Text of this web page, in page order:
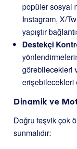
popüler sosyal
Instagram, X/
yapıştır
Destekçi
görebilecekleri
erişebilecekleri
Dinamik ve
Doğru teşvik çok
sunmalıdır: